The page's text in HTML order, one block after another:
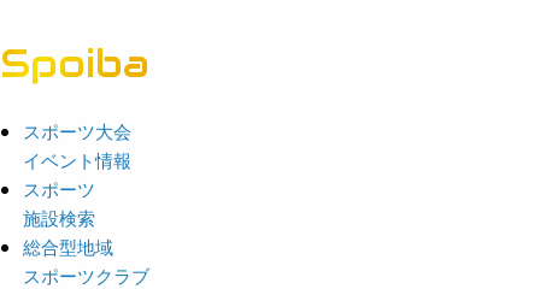
Spoiba
スポーツ大会
イベント情報
スポーツ
施設検索
総合型地域
スポーツクラブ